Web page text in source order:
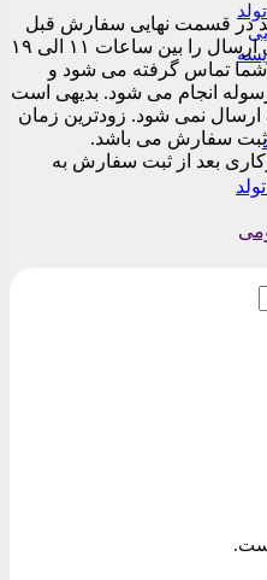
در قسمت نهایی سفارش قبل
از تسویه حساب تاریخ و بازه زمانی ارسال را بین ساعات ۱۱ الی ۱۹
شما تماس گرفته می شود و
انجام می شود. بدیهی است
نمی شود. زودترین زمان
بعد از ثبت سفارش می باشد.
بعد از ثبت سفارش به